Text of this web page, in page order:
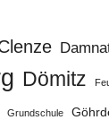
Dömitz
Grundschule